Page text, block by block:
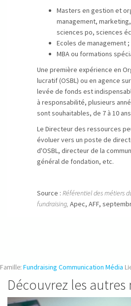
Masters en gestion et
management,
sciences po, sciences
Ecoles de management ;
MBA ou formations
Une première expérience en
lucratif (OSBL) ou en agence
levée de fonds est
à responsabilité, plusieurs
sont souhaitables, de 7 à 10
Le Directeur des ressources
évoluer vers un poste de
d'OSBL, directeur de la
général de fondation, etc.
Source : Référentiel des métiers
fundraising, Apec, AFF,
Famille: Fundraising Communication Média
Découvrez les autres